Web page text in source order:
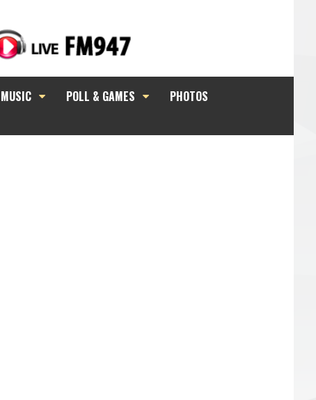
MUSIC POLL & GAMES
PHOTOS